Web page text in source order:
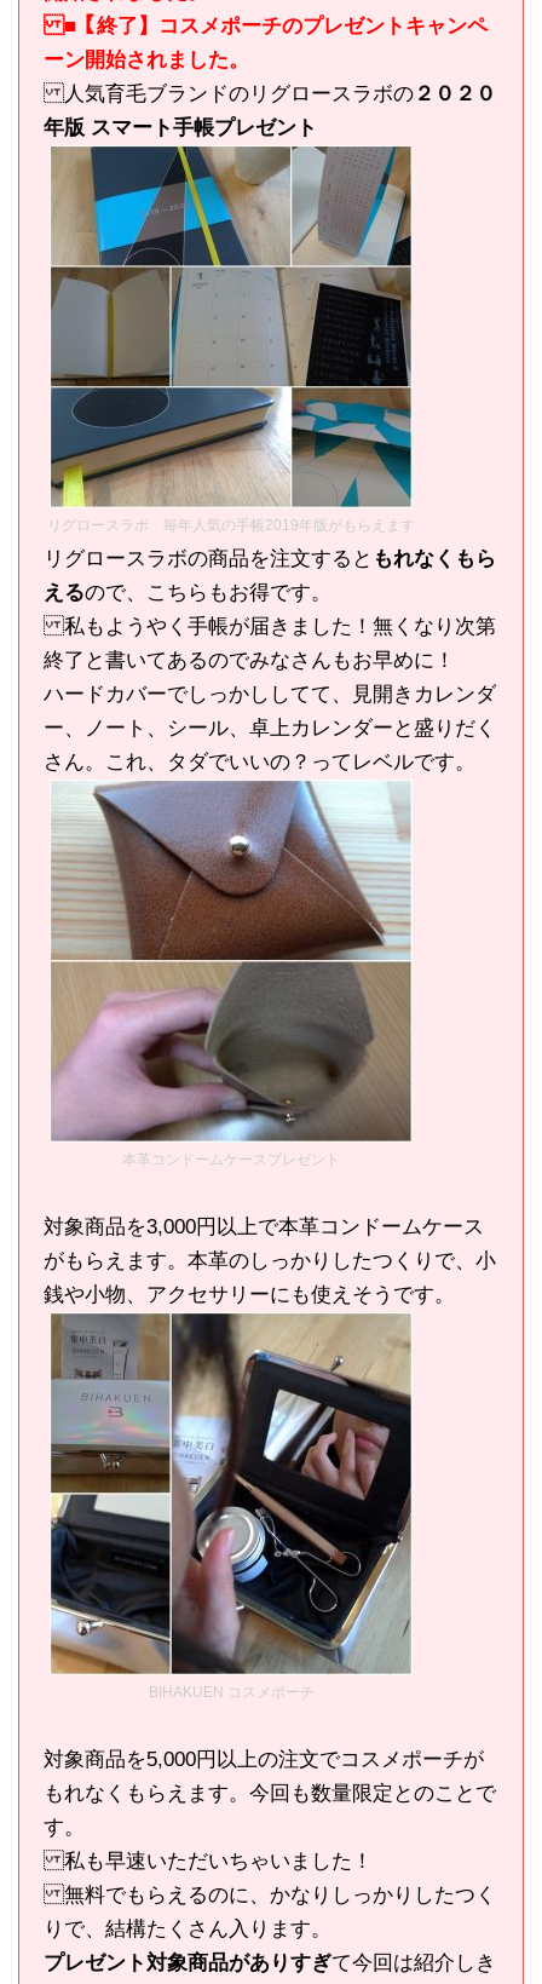
■【終了】コスメポーチのプレゼントキャンペ
ーン開始されました。
人気育毛ブランドのリグロースラボの ２０２０
年版 スマート手帳プレゼント
リグロースラボ 毎年人気の手帳2019年版がもらえます
リグロースラボの商品を注文すると もれなくもら
えるので、こちらもお得です。
私もようやく手帳が届きました！無くなり次第
終了と書いてあるのでみなさんもお早めに！
ハードカバーでしっかししてて、見開きカレンダ
ー、ノート、シール、卓上カレンダーと盛りだく
さん。これ、タダでいいの？ってレベルです。
本革コンドームケースプレゼント
対象商品を3,000円以上で本革コンドームケース
がもらえます。本革のしっかりしたつくりで、小
銭や小物、アクセサリーにも使えそうです。
BIHAKUEN コスメポーチ
対象商品を5,000円以上の注文でコスメポーチが
もれなくもらえます。今回も数量限定とのことで
す。
私も早速いただいちゃいました！
無料でもらえるのに、かなりしっかりしたつく
りで、結構たくさん入ります。
プレゼント対象商品がありすぎて今回は紹介しき